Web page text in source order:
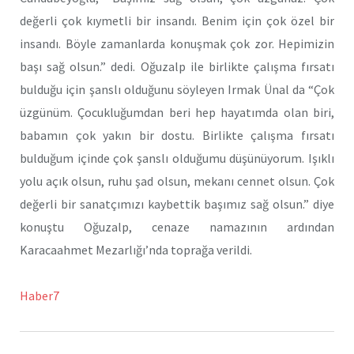
değerli çok kıymetli bir insandı. Benim için çok özel bir
insandı. Böyle zamanlarda konuşmak çok zor. Hepimizin
başı sağ olsun.” dedi. Oğuzalp ile birlikte çalışma fırsatı
bulduğu için şanslı olduğunu söyleyen Irmak Ünal da “Çok
üzgünüm. Çocukluğumdan beri hep hayatımda olan biri,
babamın çok yakın bir dostu. Birlikte çalışma fırsatı
bulduğum içinde çok şanslı olduğumu düşünüyorum. Işıklı
yolu açık olsun, ruhu şad olsun, mekanı cennet olsun. Çok
değerli bir sanatçımızı kaybettik başımız sağ olsun.” diye
konuştu Oğuzalp, cenaze namazının ardından
Karacaahmet Mezarlığı’nda toprağa verildi.
Haber7